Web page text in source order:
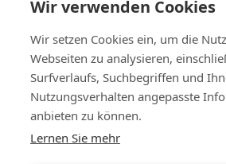
empfehlen, das Glas so schnell wie
+4314420014
Wir verwenden Cookies
Wir setzen Cookies ein, um die
Webseiten zu analysieren,
Surfverlaufs, Suchbegriffen und
Nutzungsverhalten angepasste
anbieten zu können.
Lernen Sie mehr